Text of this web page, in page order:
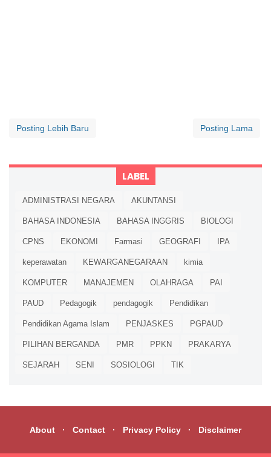
Posting Lebih Baru Posting Lama
LABEL
ADMINISTRASI NEGARA AKUNTANSI
BAHASA INDONESIA BAHASA INGGRIS BIOLOGI
CPNS EKONOMI Farmasi GEOGRAFI IPA
keperawatan KEWARGANEGARAAN kimia
KOMPUTER MANAJEMEN OLAHRAGA PAI
PAUD Pedagogik pendagogik Pendidikan
Pendidikan Agama Islam PENJASKES PGPAUD
PILIHAN BERGANDA PMR PPKN PRAKARYA
SEJARAH SENI SOSIOLOGI TIK
About Contact Privacy Policy Disclaimer